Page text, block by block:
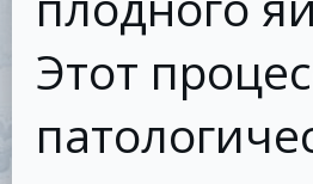
Этот